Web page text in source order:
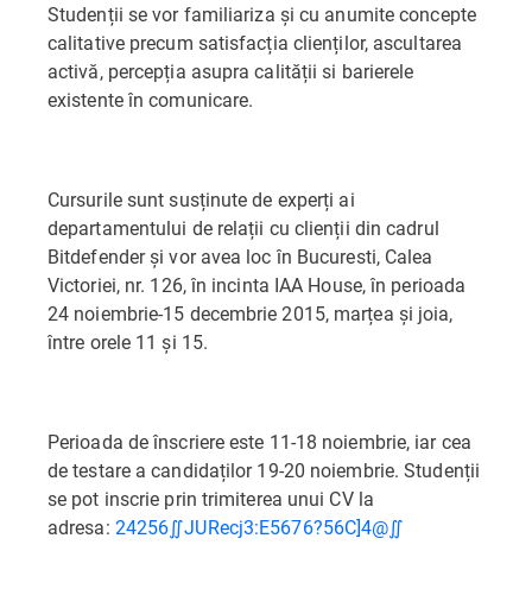
Studenții se vor familiariza și cu anumite concepte
calitative precum satisfacția clienților, ascultarea
activă, percepția asupra calității si barierele
existente în comunicare.
Cursurile sunt susținute de experți ai
departamentului de relații cu clienții din cadrul
Bitdefender și vor avea loc în Bucuresti, Calea
Victoriei, nr. 126, în incinta IAA House, în perioada
24 noiembrie-15 decembrie 2015, marțea și joia,
între orele 11 și 15.
Perioada de înscriere este 11-18 noiembrie, iar cea
de testare a candidaților 19-20 noiembrie. Studenții
se pot inscrie prin trimiterea unui CV la
adresa: 24256∬JURecj3:E5676?56C]4@∬